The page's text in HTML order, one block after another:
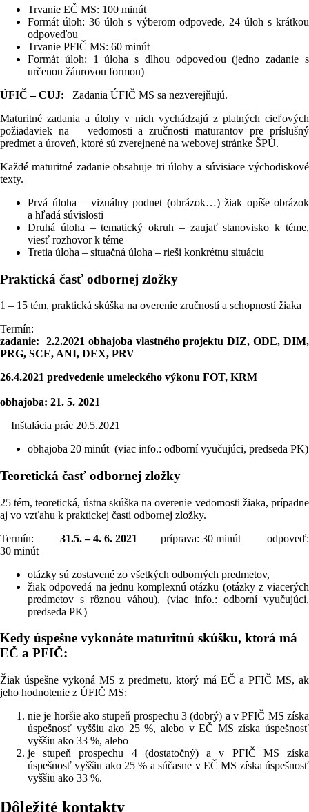
Trvanie EČ MS: 100 minút
Formát úloh: 36 úloh s výberom odpovede, 24 úloh s krátkou
odpoveďou
Trvanie PFIČ MS: 60 minút
Formát úloh: 1 úloha s dlhou odpoveďou (jedno zadanie s
určenou žánrovou formou)
ÚFIČ – CUJ:
Zadania ÚFIČ MS sa nezverejňujú.
Maturitné zadania a úlohy v nich vychádzajú z platných cieľových
požiadaviek na vedomosti a zručnosti maturantov pre príslušný
predmet a úroveň, ktoré sú zverejnené na webovej stránke ŠPÚ.
Každé maturitné zadanie obsahuje tri úlohy a súvisiace východiskové
texty.
Prvá úloha – vizuálny podnet (obrázok…) žiak opíše obrázok
a hľadá súvislosti
Druhá úloha – tematický okruh – zaujať stanovisko k téme,
viesť rozhovor k téme
Tretia úloha – situačná úloha – rieši konkrétnu situáciu
Praktická časť odbornej zložky
1 – 15 tém, praktická skúška na overenie zručností a schopností žiaka
Termín:
zadanie:
2.2.2021 obhajoba vlastného projektu DIZ, ODE, DIM,
PRG, SCE, ANI, DEX, PRV
26.4.2021 predvedenie umeleckého výkonu FOT, KRM
obhajoba: 21. 5. 2021
Inštalácia prác 20.5.2021
obhajoba 20 minút (viac info.: odborní vyučujúci, predseda PK)
Teoretická časť odbornej zložky
25 tém, teoretická, ústna skúška na overenie vedomosti žiaka, prípadne
aj vo vzťahu k praktickej časti odbornej zložky.
Termín:
31.5. – 4. 6. 2021
príprava: 30 minút odpoveď:
30 minút
otázky sú zostavené zo všetkých odborných predmetov,
žiak odpovedá na jednu komplexnú otázku (otázky z viacerých
predmetov s rôznou váhou), (viac info.: odborní vyučujúci,
predseda PK)
Kedy úspešne vykonáte maturitnú skúšku, ktorá má
EČ a PFIČ:
Žiak úspešne vykoná MS z predmetu, ktorý má EČ a PFIČ MS, ak
jeho hodnotenie z ÚFIČ MS:
nie je horšie ako stupeň prospechu 3 (dobrý) a v PFIČ MS získa
úspešnosť vyššiu ako 25 %, alebo v EČ MS získa úspešnosť
vyššiu ako 33 %, alebo
je stupeň prospechu 4 (dostatočný) a v PFIČ MS získa
úspešnosť vyššiu ako 25 % a súčasne v EČ MS získa úspešnosť
vyššiu ako 33 %.
Dôležité kontakty